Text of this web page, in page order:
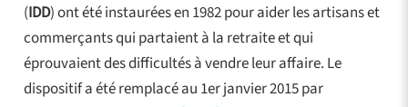
(IDD) ont été instaurées en 1982 pour aider les artisans et
commerçants qui partaient à la retraite et qui
éprouvaient des difficultés à vendre leur affaire. Le
dispositif a été remplacé au 1er janvier 2015 par